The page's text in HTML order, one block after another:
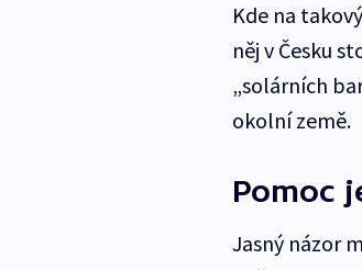
Kde na
něj v Česku
„solárních
okolní země.
Pomoc
Jasný názor